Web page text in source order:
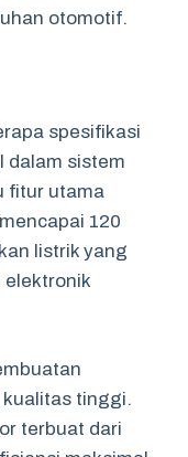
otomotif.
spesifikasi
dalam sistem
fitur utama
120
listrik yang
elektronik
tinggi.
terbuat dari